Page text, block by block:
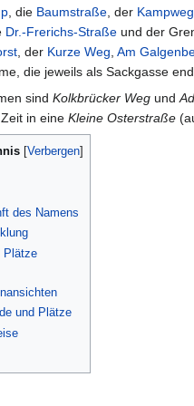
, die Baumstraße , der Kampweg
Dr.-Frerichs-Straße und der
, der Kurze Weg Am
die jeweils als Sackgasse
sind Kolkbrücker Weg und
in eine Kleine Osterstraße
des Namens
Plätze
und Plätze